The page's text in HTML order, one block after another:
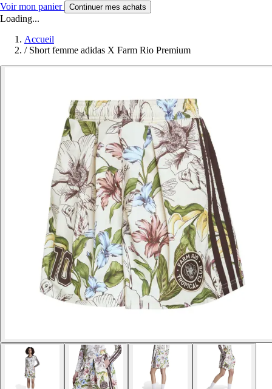
Voir mon panier Continuer mes achats
Loading...
Accueil
/ Short femme adidas X Farm Rio Premium